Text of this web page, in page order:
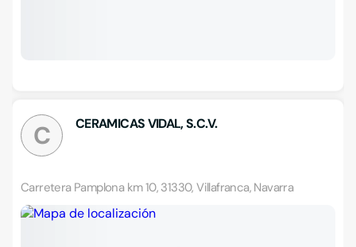
C CERAMICAS VIDAL, S.C.V.
Carretera Pamplona km 10, 31330, Villafranca, Navarra